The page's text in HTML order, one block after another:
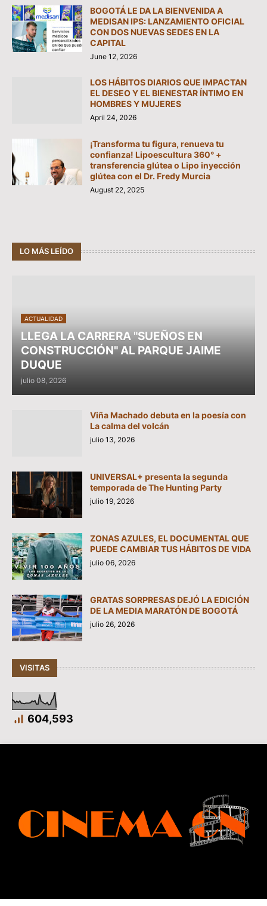
BOGOTÁ LE DA LA BIENVENIDA A
MEDISAN IPS: LANZAMIENTO OFICIAL
CON DOS NUEVAS SEDES EN LA
CAPITAL
June 12, 2026
LOS HÁBITOS DIARIOS QUE IMPACTAN
EL DESEO Y EL BIENESTAR ÍNTIMO EN
HOMBRES Y MUJERES
April 24, 2026
¡Transforma tu figura, renueva tu
confianza! Lipoescultura 360° +
transferencia glútea o Lipo inyección
glútea con el Dr. Fredy Murcia
August 22, 2025
LO MÁS LEÍDO
ACTUALIDAD
LLEGA LA CARRERA "SUEÑOS EN
CONSTRUCCIÓN" AL PARQUE JAIME
DUQUE
julio 08, 2026
Viña Machado debuta en la poesía con
La calma del volcán
julio 13, 2026
UNIVERSAL+ presenta la segunda
temporada de The Hunting Party
julio 19, 2026
ZONAS AZULES, EL DOCUMENTAL QUE
PUEDE CAMBIAR TUS HÁBITOS DE VIDA
julio 06, 2026
GRATAS SORPRESAS DEJÓ LA EDICIÓN
DE LA MEDIA MARATÓN DE BOGOTÁ
julio 26, 2026
VISITAS
604,593